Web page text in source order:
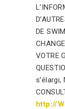
DE
VOTRE
s’élargi,
http://